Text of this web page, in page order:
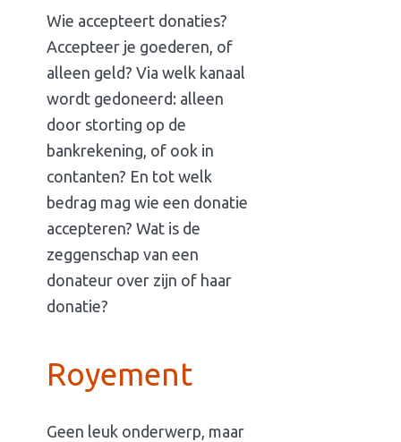
Wie accepteert donaties?
Accepteer je goederen, of
alleen geld? Via welk kanaal
wordt gedoneerd: alleen
door storting op de
bankrekening, of ook in
contanten? En tot welk
bedrag mag wie een donatie
accepteren? Wat is de
zeggenschap van een
donateur over zijn of haar
donatie?
Royement
Geen leuk onderwerp, maar